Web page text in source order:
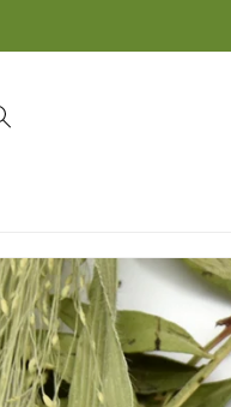
Skip to
product
information